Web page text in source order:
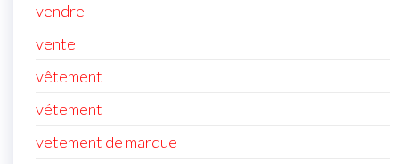
vendre
vente
vêtement
vétement
vetement de marque